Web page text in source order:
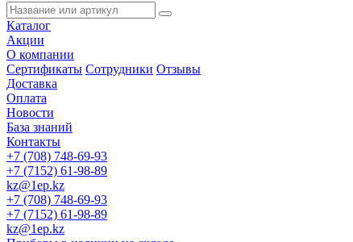
Каталог
Акции
О компании
Сертификаты Сотрудники Отзывы
Доставка
Оплата
Новости
База знаний
Контакты
+7 (708) 748-69-93
+7 (7152) 61-98-89
kz@1ep.kz
+7 (708) 748-69-93
+7 (7152) 61-98-89
kz@1ep.kz